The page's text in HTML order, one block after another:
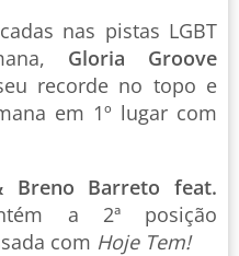
nas pistas LGBT
Gloria Groove
recorde no topo e
em 1º lugar com
Breno Barreto feat.
a 2ª posição
com Hoje Tem!